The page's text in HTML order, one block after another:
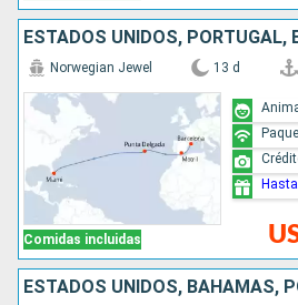
ESTADOS UNIDOS, PORTUGAL,
Comidas incluidas
Norwegian Jewel 13 d